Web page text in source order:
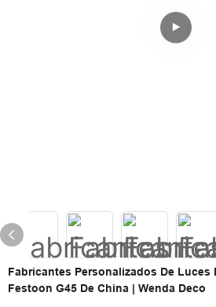
Fabricantes Personalizados De Luces
Festoon G45 De China | Wenda Deco